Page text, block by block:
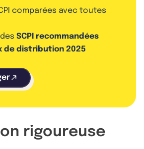
comparées avec toutes
SCPI recommandées
de distribution 2025
rigoureuse